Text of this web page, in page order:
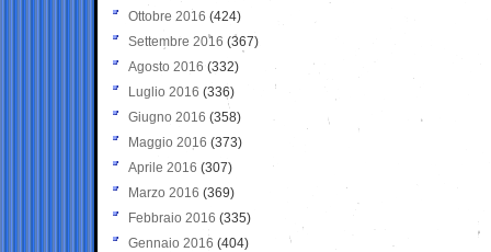
Ottobre 2016 (424)
Settembre 2016 (367)
Agosto 2016 (332)
Luglio 2016 (336)
Giugno 2016 (358)
Maggio 2016 (373)
Aprile 2016 (307)
Marzo 2016 (369)
Febbraio 2016 (335)
Gennaio 2016 (404)